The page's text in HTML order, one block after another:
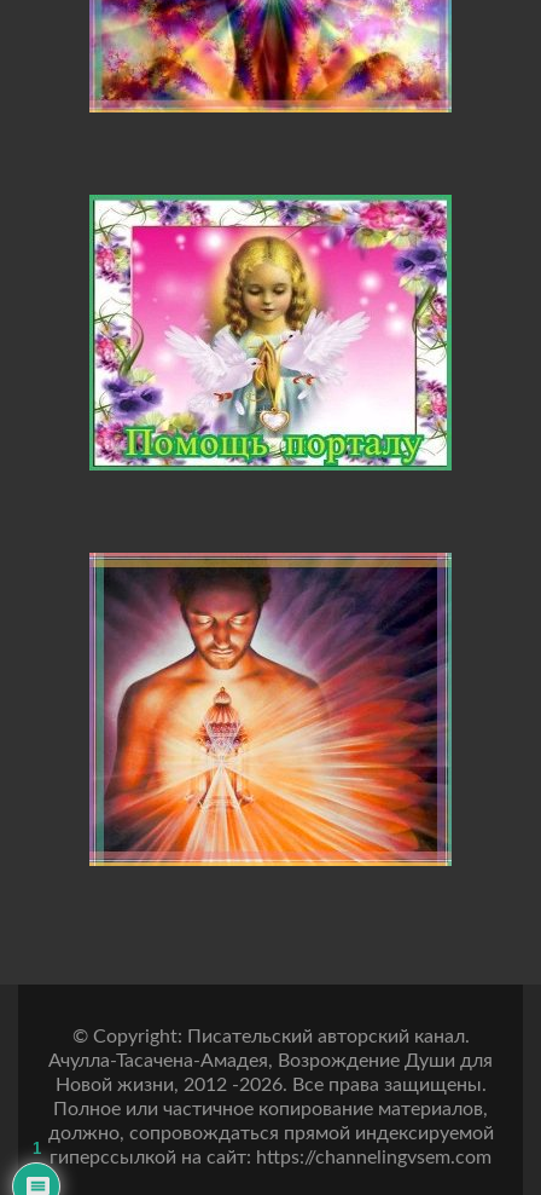
© Copyright: Писательский авторский канал.
Ачулла-Тасачена-Амадея, Возрождение Души для
Новой жизни, 2012 -2026. Все права защищены.
Полное или частичное копирование материалов,
должно, сопровождаться прямой индексируемой
гиперссылкой на сайт: https://channelingvsem.com
1